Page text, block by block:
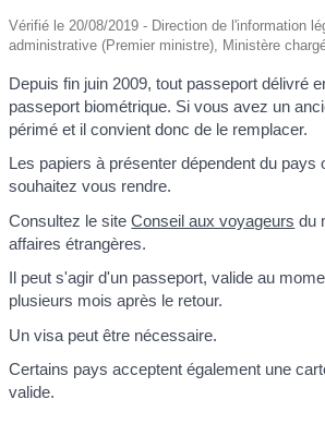
Vérifié le 20/08/2019 - Direction de l'information
administrative (Premier ministre), Ministère
Depuis fin juin 2009, tout passeport délivré
passeport biométrique. Si vous avez un
périmé et il convient donc de le remplacer.
Les papiers à présenter dépendent du pays
souhaitez vous rendre.
Consultez le siteConseil aux voyageurs du
affaires étrangères.
Il peut s'agir d'un passeport, valide au
plusieurs mois après le retour.
Un visa peut être nécessaire.
Certains pays acceptent également une
valide.